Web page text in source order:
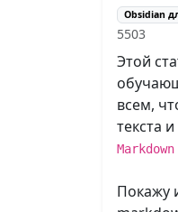
Obsidian
5503
Этой
всем,
текста
Markdown
Покажу